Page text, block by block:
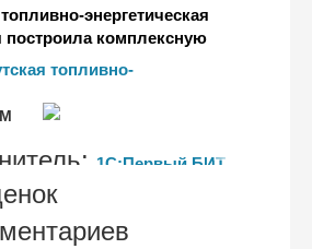
энергетическая
построила комплексную
и управления
топливно-
1С:Первый БИТ,
Савеловская